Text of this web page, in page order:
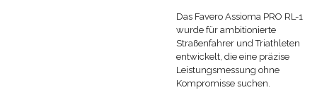
Das Favero Assioma PRO RL-1
wurde für ambitionierte
Straßenfahrer und Triathleten
entwickelt, die eine präzise
Leistungsmessung ohne
Kompromisse suchen.